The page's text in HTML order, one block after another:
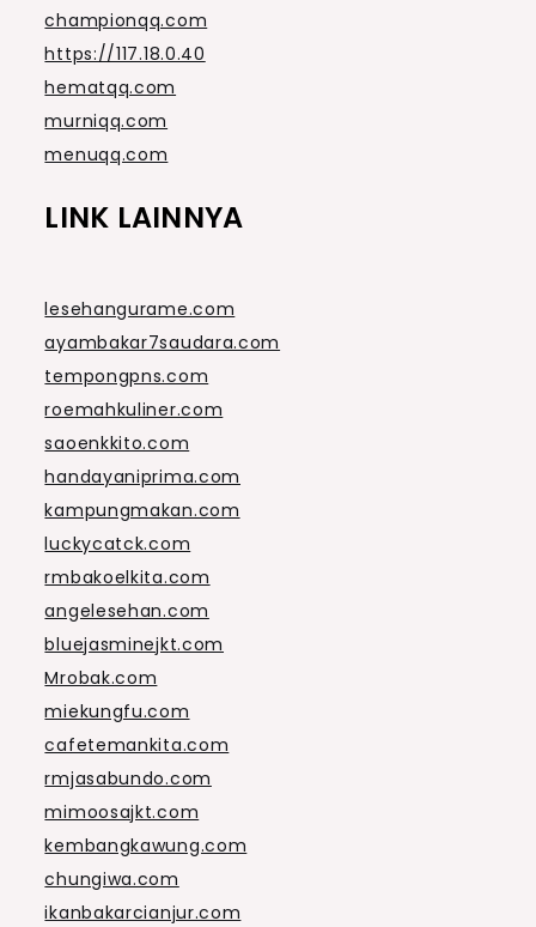
championqq.com
https://117.18.0.40
hematqq.com
murniqq.com
menuqq.com
LINK LAINNYA
lesehangurame.com
ayambakar7saudara.com
tempongpns.com
roemahkuliner.com
saoenkkito.com
handayaniprima.com
kampungmakan.com
luckycatck.com
rmbakoelkita.com
angelesehan.com
bluejasminejkt.com
Mrobak.com
miekungfu.com
cafetemankita.com
rmjasabundo.com
mimoosajkt.com
kembangkawung.com
chungiwa.com
ikanbakarcianjur.com